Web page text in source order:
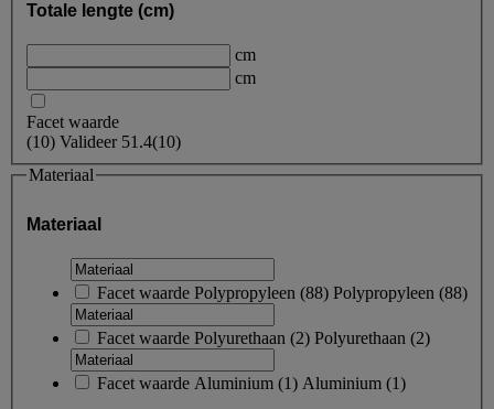
Totale lengte (cm)
cm
cm
Facet waarde
(10) Valideer 51.4(10)
Materiaal
Materiaal
Facet waarde Polypropyleen (88) Polypropyleen (88)
Facet waarde Polyurethaan (2) Polyurethaan (2)
Facet waarde Aluminium (1) Aluminium (1)